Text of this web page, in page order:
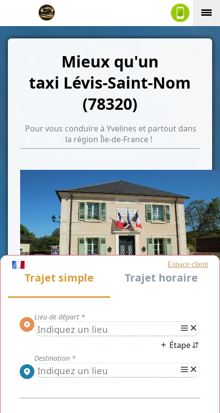
Mieux qu'un
taxi Lévis-Saint-Nom
(78320)
Pour vous conduire à Yvelines et partout dans
la région Île-de-France !
CLASSE AFFAIRE